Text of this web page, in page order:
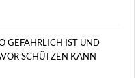
GEFÄHRLICH IST UND
SCHÜTZEN KANN